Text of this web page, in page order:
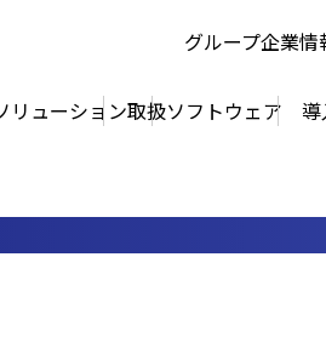
グループ企業情
リューション取扱ソフトウェア 導